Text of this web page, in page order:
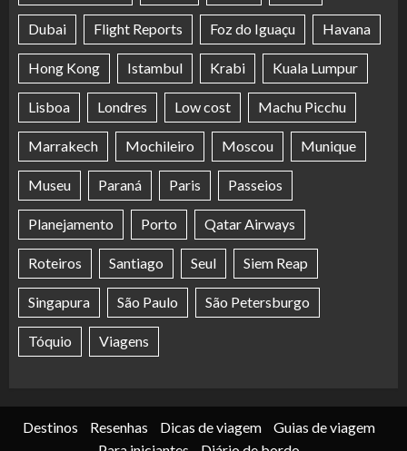
Dubai Flight Reports Foz do Iguaçu Havana
Hong Kong Istambul Krabi Kuala Lumpur
Lisboa Londres Low cost Machu Picchu
Marrakech Mochileiro Moscou Munique
Museu Paraná Paris Passeios
Planejamento Porto Qatar Airways
Roteiros Santiago Seul Siem Reap
Singapura São Paulo São Petersburgo
Tóquio Viagens
Destinos Resenhas Dicas de viagem
Guias de viagem